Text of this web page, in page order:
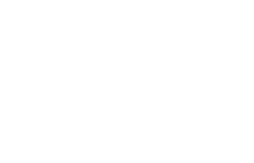
свяжутся с вами и уточнят
если его нету то закажут его